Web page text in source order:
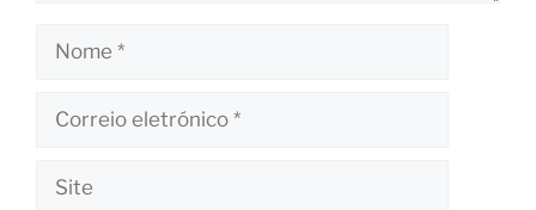
Nome
Correio
Site